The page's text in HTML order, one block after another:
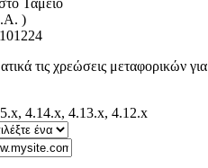
)
τις χρεώσεις μεταφορικών
4.14.x, 4.13.x, 4.12.x